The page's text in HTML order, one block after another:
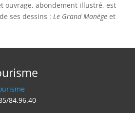
ouvrage, abondement illustré, est
ses dessins : Le Grand Manège et
84.96.40